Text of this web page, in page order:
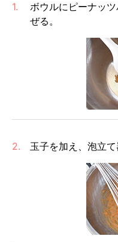
1.
ボウルにピーナッ
ぜる。
2. 玉子を加え、泡立て